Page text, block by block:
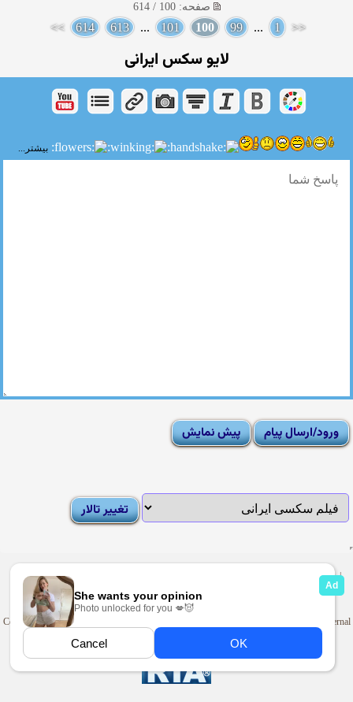
صفحه: 100 / 614
<<
1
...
99
100
101
...
613
614
>>
لایو سکس ایرانی
بیشتر...
Moderator List |
Sexy Pictures Archive
Adult Forums
Copyright © 2009-2025
. Looti Forums is not responsible for the content of external